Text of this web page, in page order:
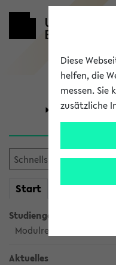
Universität
Start meineKVV
Studiengangsauswahl
Modulrecherche
Aktuelles
Diese
helfen, die
messen. Sie
zusätzliche